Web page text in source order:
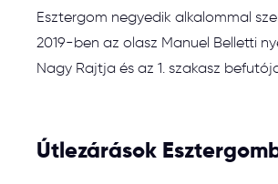
Esztergom negyedik alkalommal
2019-ben az olasz Manuel Belletti
Nagy Rajtja és az 1. szakasz
Útlezárások